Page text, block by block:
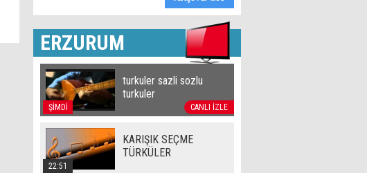
ERZURUM
ŞİMDİ CANLI İZLE
turkuler sazli sozlu
turkuler
22:51
KARIŞIK SEÇME
TÜRKÜLER